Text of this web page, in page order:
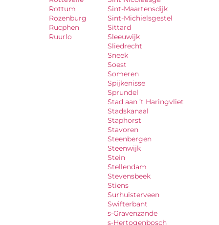
Rottum
Rozenburg
Rucphen
Ruurlo
Sint-Maartensdijk
Sint-Michielsgestel
Sittard
Sleeuwijk
Sliedrecht
Sneek
Soest
Someren
Spijkenisse
Sprundel
Stad aan ’t Haringvliet
Stadskanaal
Staphorst
Stavoren
Steenbergen
Steenwijk
Stein
Stellendam
Stevensbeek
Stiens
Surhuisterveen
Swifterbant
s-Gravenzande
s-Hertogenbosch